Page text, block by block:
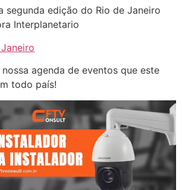
segunda edição do Rio de Janeiro
Interplanetario
agenda de eventos que este
todo país!